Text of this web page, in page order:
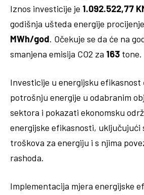
Iznos investicije je 1.092.522,77
godišnja ušteda energije
MWh/god. Očekuje se da će na
smanjena emisija CO2 za 163 tone.
Investicije u energijsku efikasnost
potrošnju energije u odabranim
sektora i pokazati ekonomsku
energijske efikasnosti, uključujući
troškova za energiju i s njima
rashoda.
Implementacija mjera energijske